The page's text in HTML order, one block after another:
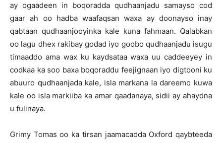
ay ogaadeen in boqoradda qudhaanjadu samayso cod
gaar ah oo hadba waafaqsan waxa ay doonayso inay
qabtaan qudhaanjooyinka kale kuna fahmaan. Qalabkan
oo lagu dhex rakibay godad iyo goobo qudhaanjadu isugu
timaaddo ama wax ku kaydsataa waxa uu caddeeyey in
codkaa ka soo baxa boqoraddu feejignaan iyo digtooni ku
abuuro qudhaanjada kale, isla markana la dareemo kuwa
kale oo isla markiiba ka amar qaadanaya, sidii ay ahaydna
u fulinaya.
Grimy Tomas oo ka tirsan jaamacadda Oxford qaybteeda